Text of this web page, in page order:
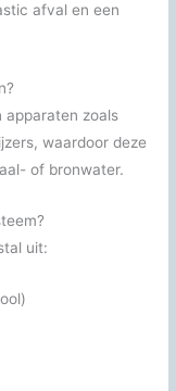
afval en een
apparaten zoals
waardoor deze
of bronwater.
uit: